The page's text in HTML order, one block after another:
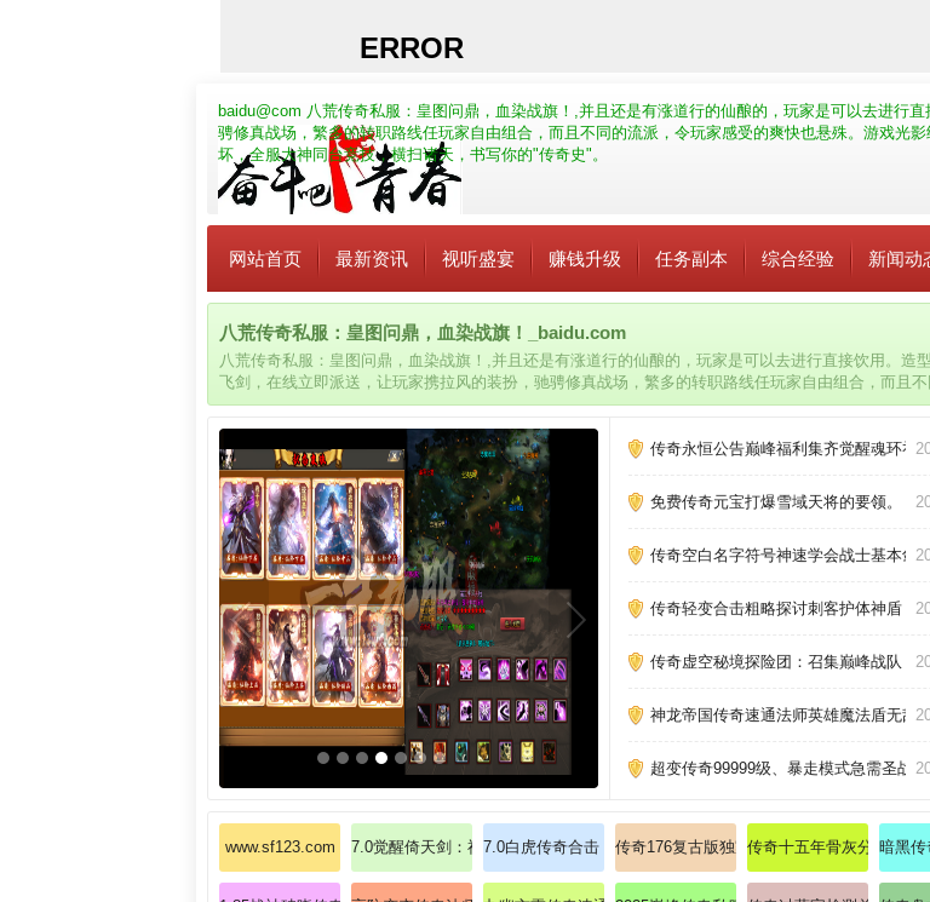
baidu@com 八荒传奇私服：皇图问鼎，血染战旗！,并且还是有涨道行的仙酿的，玩家是可以去进行
骋修真战场，繁多的转职路线任玩家自由组合，而且不同的流派，令玩家感受的爽快也悬殊。游戏光
坏，全服大神同台竞技，横扫诸天，书写你的"传奇史"。
网站首页 最新资讯 视听盛宴 赚钱升级 任务副本 综合经验 新闻动
八荒传奇私服：皇图问鼎，血染战旗！_baidu.com
八荒传奇私服：皇图问鼎，血染战旗！,并且还是有涨道行的仙酿的，玩家是可以去进行直接饮用。造
飞剑，在线立即派送，让玩家携拉风的装扮，驰骋修真战场，繁多的转职路线任玩家自由组合，而且
派，令玩家感受的爽快也悬殊。游戏光影细腻逼真，打击特效炸裂屏幕，无限转职由你搭配，变态增
坏，全服大神同台竞技，横扫诸天，书写你的"传奇史"。
传奇永恒公告巅峰福利集齐觉醒魂环礼
免费传奇元宝打爆雪域天将的要领。
传奇空白名字符号神速学会战士基本剑
传奇轻变合击粗略探讨刺客护体神盾
传奇虚空秘境探险团：召集巅峰战队，
神龙帝国传奇速通法师英雄魔法盾无敌
超变传奇99999级、暴走模式急需圣战
www.sf123.com 7.0觉醒倚天剑：神兵现世，比奇皇城全服震颤！
7.0白虎传奇合击：7.0版本白虎连招无敌攻略
传奇176复古版独家揭秘法师英雄冰咆哮终极
传奇十五年骨灰分享：那
暗黑传